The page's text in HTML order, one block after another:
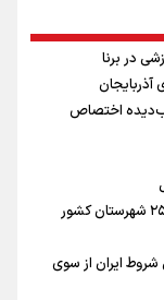
: رسانه‌های خبری
هستیم
ایران از سوی
زحمات اهالی
در برنا
آذربایجان
اختصاص
ایران از سوی